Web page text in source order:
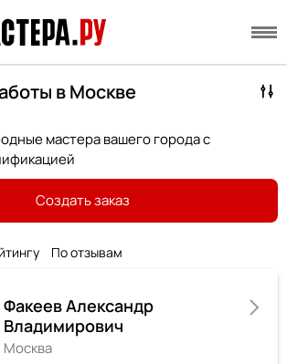
в Москве
мастера вашего города с
Создать заказ
По отзывам
Факеев Александр
Владимирович
Москва